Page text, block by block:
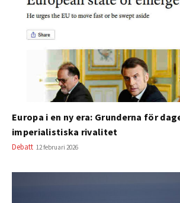
Europa i en ny era: Grunderna för
imperialistiska rivalitet
Debatt 12 februari 2026